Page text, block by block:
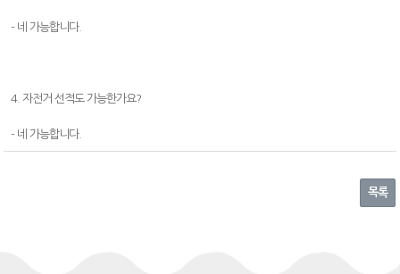
- 네 가능합니다.
4. 자전거 선적도 가능한가요?
- 네 가능합니다.
목록